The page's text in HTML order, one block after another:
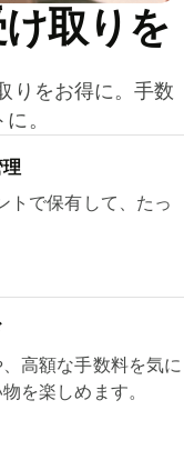
取りを
りをお得に。手数
。
トで保有して、たっ
高額な手数料を気に
を楽しめます。